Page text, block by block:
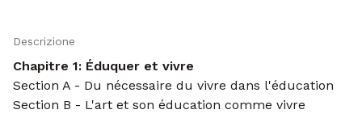
Descrizione
Chapitre 1: Éduquer et vivre
Section A - Du nécessaire du vivre dans l'éducation
Section B - L'art et son éducation comme vivre